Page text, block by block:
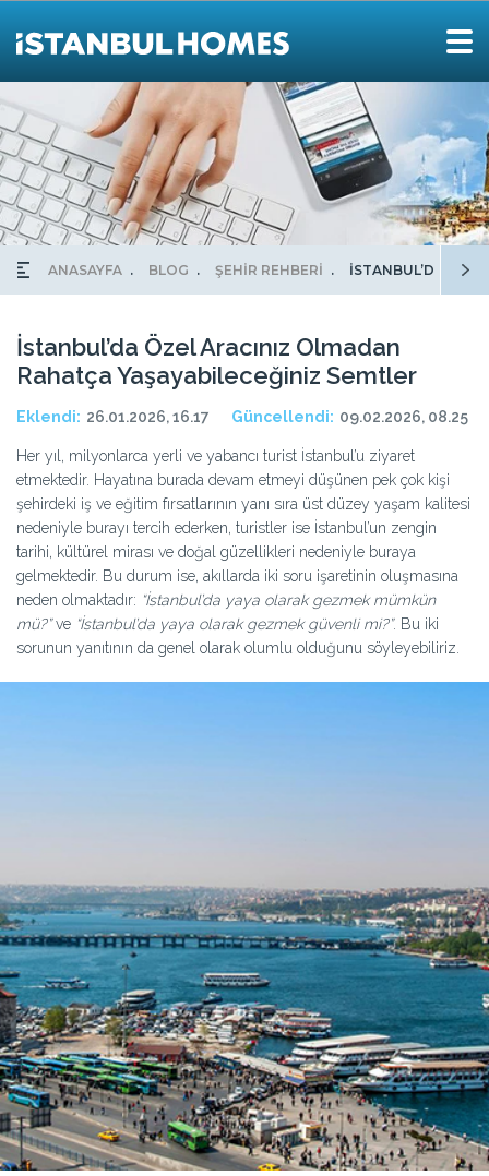
ANASAYFA BLOG ŞEHİR REHBERİ İSTANBUL’DA
İstanbul’da Özel Aracınız Olmadan
Rahatça Yaşayabileceğiniz Semtler
Eklendi: 26.01.2026, 16.17 Güncellendi: 09.02.2026, 08.25
Her yıl, milyonlarca yerli ve yabancı turist İstanbul’u ziyaret
etmektedir. Hayatına burada devam etmeyi düşünen pek çok kişi
şehirdeki iş ve eğitim fırsatlarının yanı sıra üst düzey yaşam kalitesi
nedeniyle burayı tercih ederken, turistler ise İstanbul’un zengin
tarihi, kültürel mirası ve doğal güzellikleri nedeniyle buraya
gelmektedir. Bu durum ise, akıllarda iki soru işaretinin oluşmasına
neden olmaktadır: “İstanbul’da yaya olarak gezmek mümkün
mü?”ve “İstanbul’da yaya olarak gezmek güvenli mi?”. Bu iki
sorunun yanıtının da genel olarak olumlu olduğunu söyleyebiliriz.